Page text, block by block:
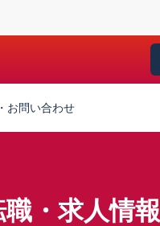
お問い合わせ
・求人情報